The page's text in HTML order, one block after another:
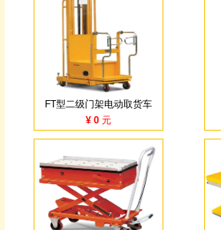
FT型二级门架电动取货车
¥ 0 元